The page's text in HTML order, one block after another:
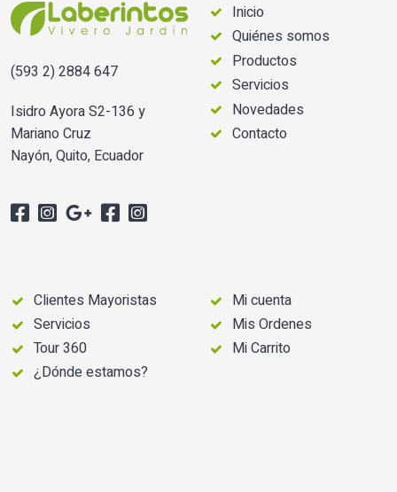
(593 2) 2884 647
Isidro Ayora S2-136 y
Mariano Cruz
Nayón, Quito, Ecuador
Inicio
Quiénes somos
Productos
Servicios
Novedades
Contacto
Clientes Mayoristas
Servicios
Tour 360
¿Dónde estamos?
Mi cuenta
Mis Ordenes
Mi Carrito